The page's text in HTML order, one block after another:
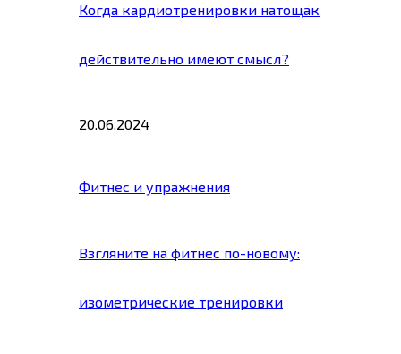
Когда кардиотренировки натощак
действительно имеют смысл?
20.06.2024
Фитнес и упражнения
Взгляните на фитнес по-новому:
изометрические тренировки